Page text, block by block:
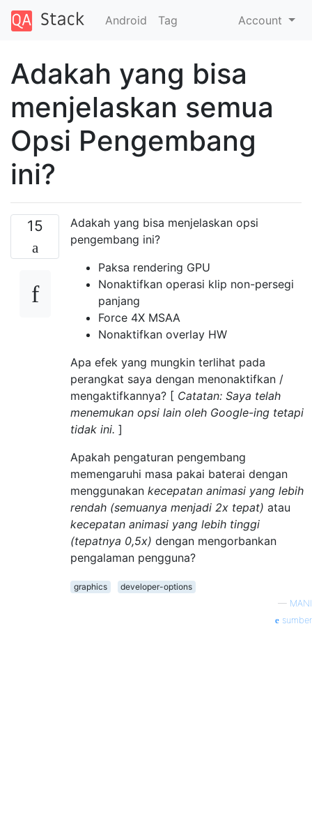
Android Tag Account
Adakah yang bisa
menjelaskan semua
Opsi Pengembang
ini?
15
Adakah yang bisa menjelaskan opsi
pengembang ini?
Paksa rendering GPU
Nonaktifkan operasi klip non-persegi
panjang
Force 4X MSAA
Nonaktifkan overlay HW
Apa efek yang mungkin terlihat pada
perangkat saya dengan menonaktifkan /
mengaktifkannya? [ Catatan: Saya telah
menemukan opsi lain oleh Google-ing tetapi
tidak ini. ]
Apakah pengaturan pengembang
memengaruhi masa pakai baterai dengan
menggunakan kecepatan animasi yang lebih
rendah (semuanya menjadi 2x tepat) atau
kecepatan animasi yang lebih tinggi
(tepatnya 0,5x) dengan mengorbankan
pengalaman pengguna?
graphics
developer-options
— MANI
sumber